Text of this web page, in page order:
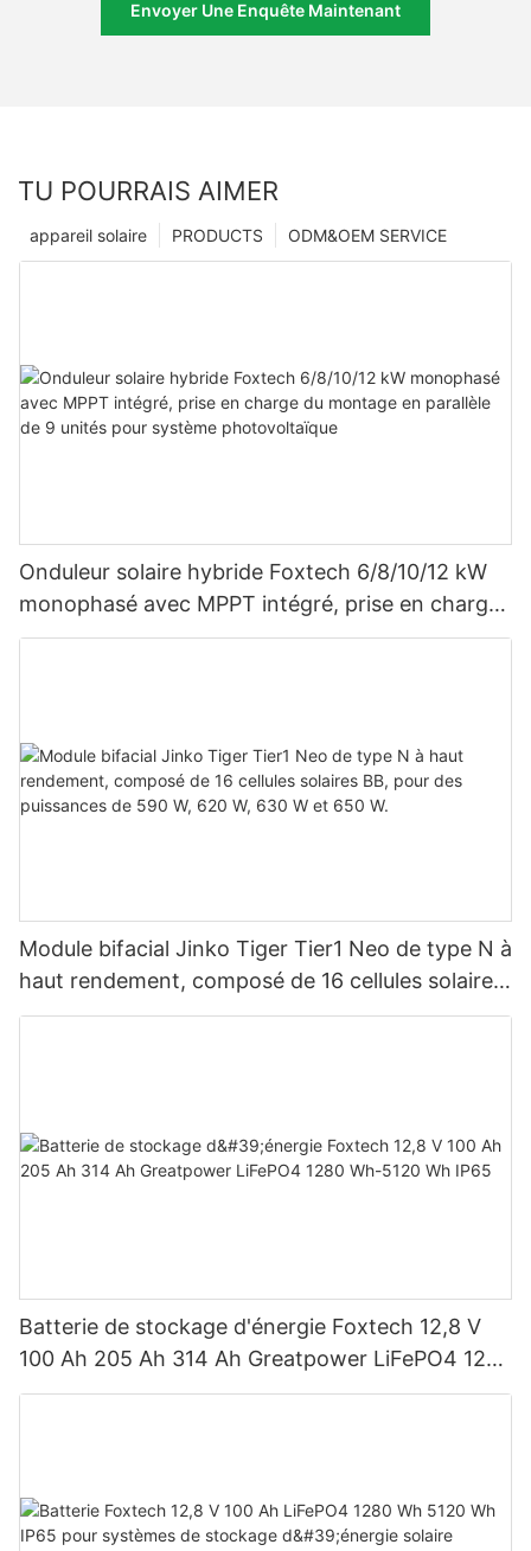
Envoyer Une Enquête Maintenant
TU POURRAIS AIMER
ODM&OEM SERVICE
PRODUCTS
appareil solaire
Onduleur solaire hybride Foxtech 6/8/10/12 kW
monophasé avec MPPT intégré, prise en charge
du montage en parallèle de 9 unités pour
Module bifacial Jinko Tiger Tier1 Neo de type N à
haut rendement, composé de 16 cellules solaires
BB, pour des puissances de 590 W, 620 W, 630
Batterie de stockage d'énergie Foxtech 12,8 V
100 Ah 205 Ah 314 Ah Greatpower LiFePO4 1280
Wh-5120 Wh IP65